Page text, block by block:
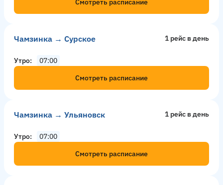
Смотреть расписание
Чамзинка → Сурское 1 рейс в день
Утро
07:00
Смотреть расписание
Чамзинка → Ульяновск 1 рейс в день
Утро
07:00
Смотреть расписание